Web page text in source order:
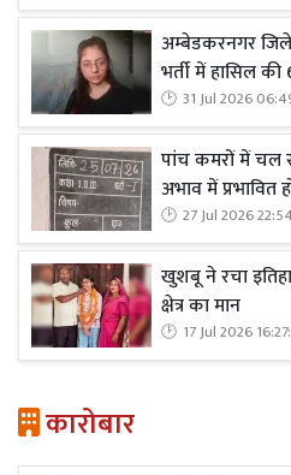
अम्बेडकरनगर
भर्ती में हासिल
31 Jul 2026
पांच कमरों में चल
अभाव में प्रभावित
27 Jul 2026
खुशबू ने रचा
क्षेत्र का मान
17 Jul 2026
कारोबार